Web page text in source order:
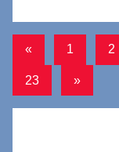
der
Beiträge
« Vorherige
1 2
23
Nächste
»